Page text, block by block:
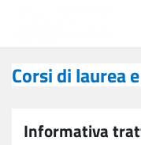
Corsi di laurea
Informativa